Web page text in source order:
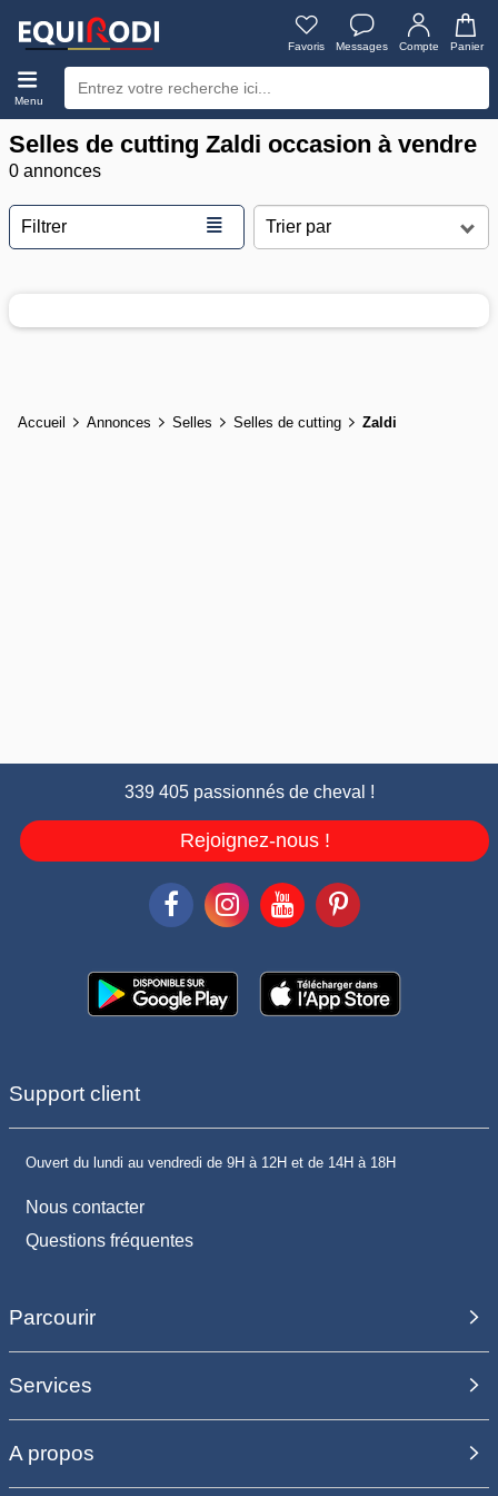
Favoris Messages Compte Panier
Menu
Selles de cutting Zaldi occasion à vendre
0 annonces
Filtrer ≣
Accueil Annonces Selles Selles de cutting Zaldi
339 405 passionnés de cheval !
Rejoignez-nous !
Support client
Ouvert du lundi au vendredi de 9H à 12H et de 14H à 18H
Nous contacter
Questions fréquentes
Parcourir
Services
A propos